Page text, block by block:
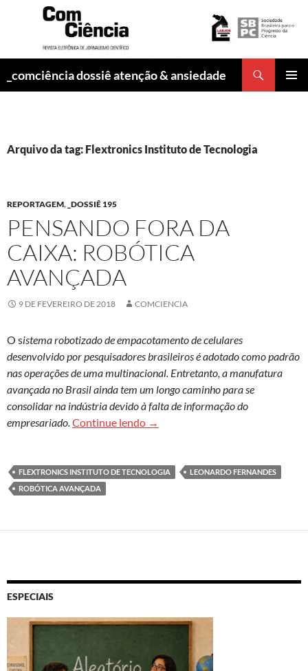
_comciência dossiê atenção & ansiedade
Arquivo da tag: Flextronics Instituto de Tecnologia
REPORTAGEM, _DOSSIÊ 195
PENSANDO FORA DA
CAIXA: ROBÓTICA
AVANÇADA
9 DE FEVEREIRO DE 2018 COMCIENCIA
O sistema robotizado de empacotamento de celulares
desenvolvido por pesquisadores brasileiros é adotado como padrão
nas operações de uma multinacional. Entretanto, a manufatura
avançada no Brasil ainda tem um longo caminho para se
consolidar na indústria devido à falta de informação do
empresariado.Continue lendo Pensando fora da caixa: robótica
→
FLEXTRONICS INSTITUTO DE TECNOLOGIA
LEONARDO FERNANDES
ROBÓTICA AVANÇADA
ESPECIAIS